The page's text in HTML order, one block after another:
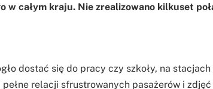
w całym kraju. Nie zrealizowano kilkuset
dostać się do pracy czy szkoły, na
pełne relacji sfrustrowanych pasażerów i